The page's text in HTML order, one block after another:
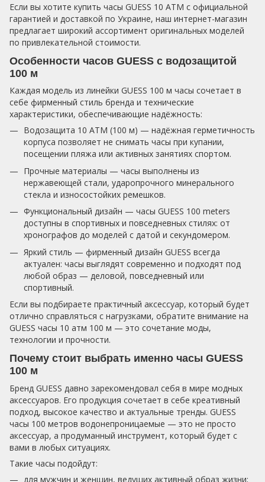
Если вы хотите купить часы GUESS 10 ATM с официальной
гарантией и доставкой по Украине, наш интернет-магазин
предлагает широкий ассортимент оригинальных моделей
по привлекательной стоимости.
Особенности часов GUESS с водозащитой
100 м
Каждая модель из линейки GUESS 100 м часы сочетает в
себе фирменный стиль бренда и технические
характеристики, обеспечивающие надёжность:
Водозащита 10 ATM (100 м) — надёжная герметичность
корпуса позволяет не снимать часы при купании,
посещении пляжа или активных занятиях спортом.
Прочные материалы — часы выполнены из
нержавеющей стали, ударопрочного минерального
стекла и износостойких ремешков.
Функциональный дизайн — часы GUESS 100 meters
доступны в спортивных и повседневных стилях: от
хронографов до моделей с датой и секундомером.
Яркий стиль — фирменный дизайн GUESS всегда
актуален: часы выглядят современно и подходят под
любой образ — деловой, повседневный или
спортивный.
Если вы подбираете практичный аксессуар, который будет
отлично справляться с нагрузками, обратите внимание на
GUESS часы 10 атм 100 м — это сочетание моды,
технологии и прочности.
Почему стоит выбрать именно часы GUESS
100 м
Бренд GUESS давно зарекомендовал себя в мире модных
аксессуаров. Его продукция сочетает в себе креативный
подход, высокое качество и актуальные тренды. GUESS
часы 100 метров водонепроницаемые — это не просто
аксессуар, а продуманный инструмент, который будет с
вами в любых ситуациях.
Такие часы подойдут:
для мужчин и женщин, ведущих активный образ жизни;